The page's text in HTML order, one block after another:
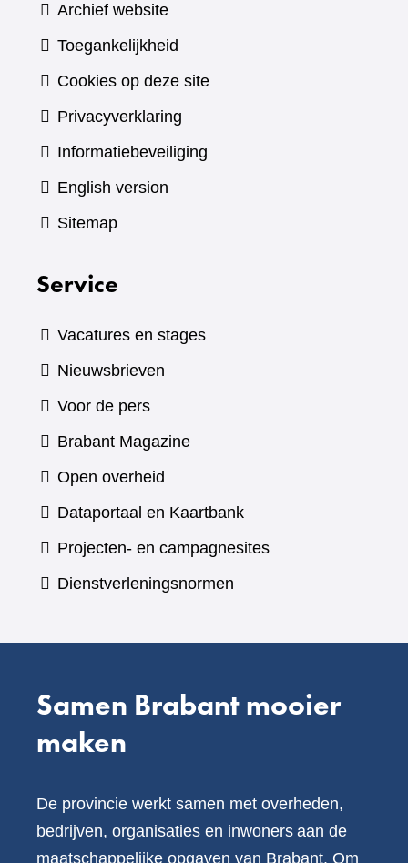
Archief website
Toegankelijkheid
Cookies op deze site
Privacyverklaring
Informatiebeveiliging
English version
Sitemap
Service
Vacatures en stages
Nieuwsbrieven
Voor de pers
Brabant Magazine(verwijst
andere
website)
Open overheid
Dataportaal en Kaartbank(verwijst
naar
Projecten- en campagnesites
Dienstverleningsnormen
Samen Brabant mooier
maken
De provincie werkt samen met overheden,
bedrijven, organisaties en inwoners aan de
maatschappelijke opgaven van Brabant. Om